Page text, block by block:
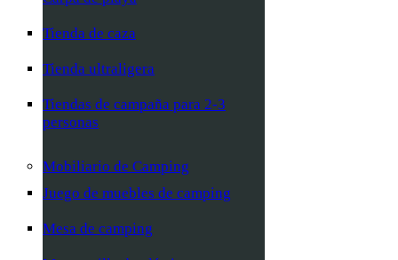
Tienda de caza
Tienda ultraligera
Tiendas de campaña para 2-3
personas
Mobiliario de Camping
Juego de muebles de camping
Mesa de camping